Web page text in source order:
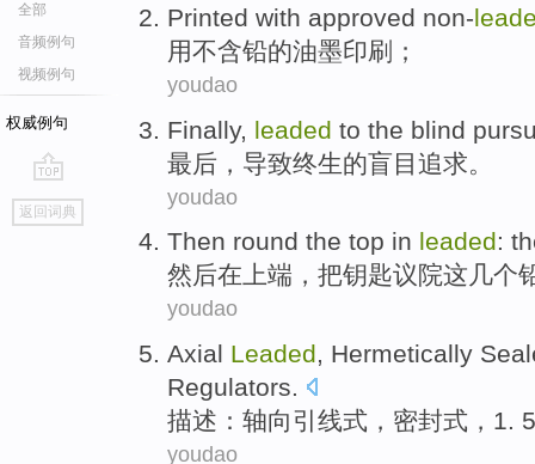
全部
音频例句
视频例句
权威例句
go
top
返回词典
Printed with approved non-
用不含铅的油墨印刷 ；
youdao
Finally, leaded to the blind
最后 ， 导致终生的盲目追求 。
youdao
Then round the top in leaded:
然后在 上端 ，把钥匙议院这 几个
youdao
Axial Leaded, Hermetically
Regulators.
描述： 轴向引线式， 密封式 ，1. 5
youdao